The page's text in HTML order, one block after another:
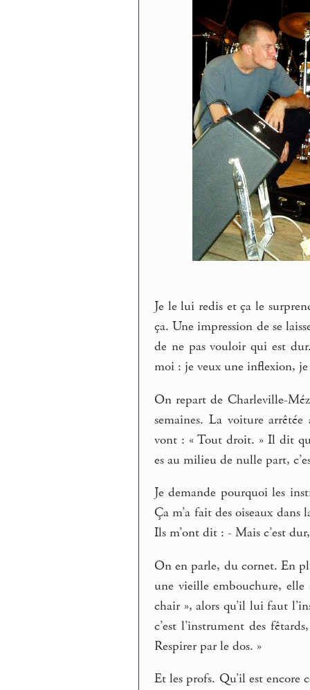
Je le lui redis et ça le
ça. Une impression de se
de ne pas vouloir qui est
moi : je veux une inflexion, je
On repart de Charleville-
semaines. La voiture
vont : « Tout droit. » Il dit
es au milieu de nulle part,
Je demande pourquoi les
Ça m’a fait des oiseaux
Ils m’ont dit : - Mais c’est
On en parle, du cornet. En
une vieille embouchure,
chair », alors qu’il lui faut
c’est l’instrument des
Respirer par le dos. »
Et les profs. Qu’il est encore